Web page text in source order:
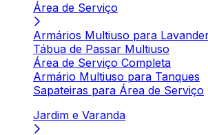
Área de Serviço
Armários Multiuso para
Tábua de Passar Multiuso
Área de Serviço Completa
Armário Multiuso para Tanques
Sapateiras para Área de Serviço
Jardim e Varanda